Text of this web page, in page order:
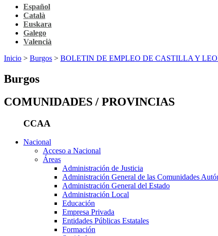
Español
Català
Euskara
Galego
Valencià
Inicio > Burgos > BOLETIN DE EMPLEO DE CASTILLA Y
Burgos
COMUNIDADES / PROVINCIAS
CCAA
Nacional
Acceso a Nacional
Áreas
Administración de Justicia
Administración General de las Comunidades
Administración General del Estado
Administración Local
Educación
Empresa Privada
Entidades Públicas Estatales
Formación